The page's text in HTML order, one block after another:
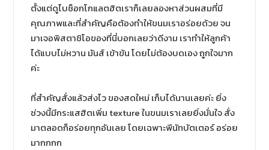
ตั้งแต่ดูไบช็อกโกแลตฮิตเราก็เลยลองหาส่วนผสมที่มี
คุณภาพและที่สำคัญคือต้องทำให้ขนมเราอร่อยด้วย จน
มาเจอพิสตาชิโอของที่นี่บอกเลยว่าดีงาม เราทำให้ลูกค้า
ได้แบบไม่หวาน มันส์ เข้าข้น โดยไม่ต้องบดเอง ถูกใจมาก
ค่ะ
ที่สำคัญสั่งแล้วส่งไว ของสดใหม่ เก็บได้นานเลยค่ะ ยิ่ง
ช่วงนี้มีกระแสฮิตเพิ่ม texture ในขนมเราเลยยิ่งมั่นใจ สั่ง
มาตลอดก็อร่อยทุกอันเลย โดยเฉพาะพีนัทบัตเตอร์ อร่อย
มากกกก